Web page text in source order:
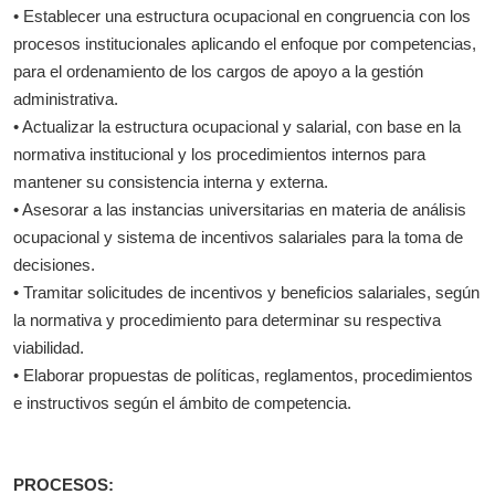
• Establecer una estructura ocupacional en congruencia con los
procesos institucionales aplicando el enfoque por competencias,
para el ordenamiento de los cargos de apoyo a la gestión
administrativa.
• Actualizar la estructura ocupacional y salarial, con base en la
normativa institucional y los procedimientos internos para
mantener su consistencia interna y externa.
• Asesorar a las instancias universitarias en materia de análisis
ocupacional y sistema de incentivos salariales para la toma de
decisiones.
• Tramitar solicitudes de incentivos y beneficios salariales, según
la normativa y procedimiento para determinar su respectiva
viabilidad.
• Elaborar propuestas de políticas, reglamentos, procedimientos
e instructivos según el ámbito de competencia.
PROCESOS: